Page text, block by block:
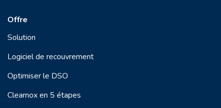
Offre
Solution
Logiciel de recouvrement
Optimiser le DSO
Clearnox en 5 étapes